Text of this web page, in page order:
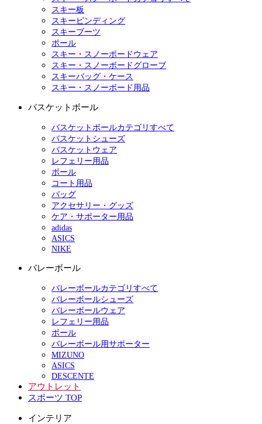
スキー板
スキービンディング
スキーブーツ
ポール
スキー・スノーボードウェア
スキー・スノーボードグローブ
スキーバッグ・ケース
スキー・スノーボード用品
バスケットボール
バスケットボールカテゴリすべて
バスケットシューズ
バスケットウェア
レフェリー用品
ボール
コート用品
バッグ
アクセサリー・グッズ
ケア・サポーター用品
adidas
ASICS
NIKE
バレーボール
バレーボールカテゴリすべて
バレーボールシューズ
バレーボールウェア
レフェリー用品
ボール
バレーボール用サポーター
MIZUNO
ASICS
DESCENTE
アウトレット
スポーツ TOP
インテリア